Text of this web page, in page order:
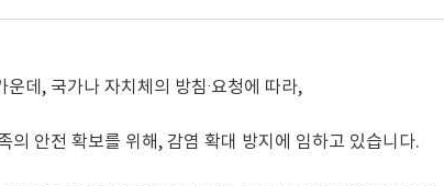
데, 국가나 자치체의 방침·요청에 따라,
의 안전 확보를 위해, 감염 확대 방지에 임하고 있습니다.